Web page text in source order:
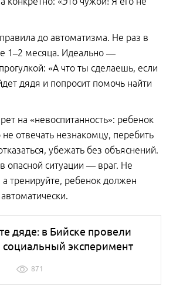
до автоматизма. Не раз в
1–2 месяца. Идеально —
«А что ты сделаешь, если
дядя и попросит помочь найти
на «невоспитанность»: ребенок
отвечать незнакомцу, перебить
убежать без объяснений.
опасной ситуации — враг. Не
а тренируйте, ребенок должен
дяде: в Бийске провели
эксперимент
871